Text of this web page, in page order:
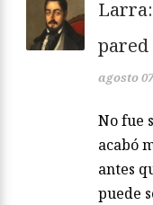
pared
agosto
No fue
acabó
antes
puede